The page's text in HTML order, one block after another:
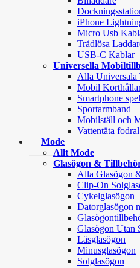
iPhone
Micro Usb
Trådlösa
USB-C Kablar
Universella
Alla Universala
Mobil
Smartphone
Sportarmband
Mobilställ och
Vattentäta fodral
Mode
Allt Mode
Glasögon &
Alla Glasögon
Clip-On
Cykelglasögon
Datorglasögon
Glasögon Utan
Läsglasögon
Minusglasögon
Solglasögon